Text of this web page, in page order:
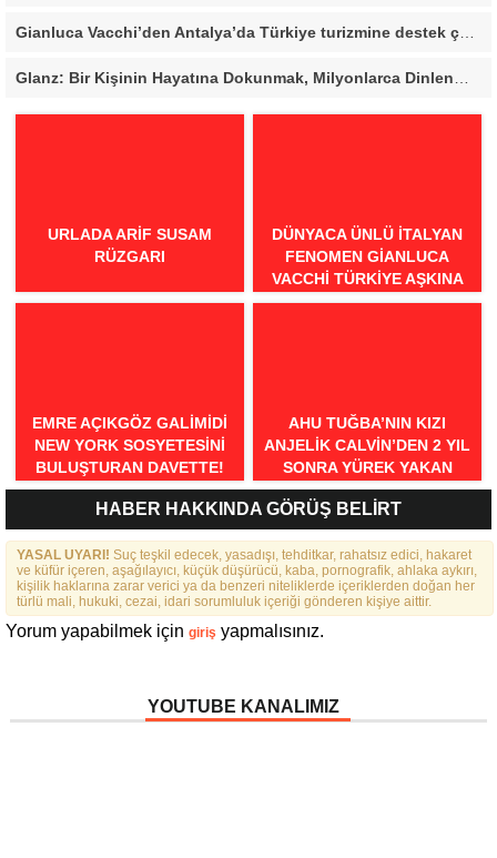
Gianluca Vacchi’den Antalya’da Türkiye turizmine destek çağrısı
URLADA ARIF SUSAM
RÜZGARI
DÜNYACA ÜNLÜ İTALYAN
FENOMEN GIANLUCA
VACCHI TÜRKIYE AŞKINA
GELIYOR!
EMRE AÇIKGÖZ GALIMIDI
NEW YORK SOSYETESINI
BULUŞTURAN DAVETTE!
AHU TUĞBA’NIN KIZI
ANJELİK CALVİN’DEN 2 YIL
SONRA YÜREK YAKAN
İTİRAFLAR
HABER HAKKINDA GÖRÜŞ BELİRT
YASAL UYARI! Suç teşkil edecek, yasadışı, tehditkar, rahatsız edici, hakaret
ve küfür içeren, aşağılayıcı, küçük düşürücü, kaba, pornografik, ahlaka aykırı,
kişilik haklarına zarar verici ya da benzeri niteliklerde içeriklerden doğan her
türlü mali, hukuki, cezai, idari sorumluluk içeriği gönderen kişiye aittir.
Yorum yapabilmek için giriş yapmalısınız.
YOUTUBE KANALIMIZ